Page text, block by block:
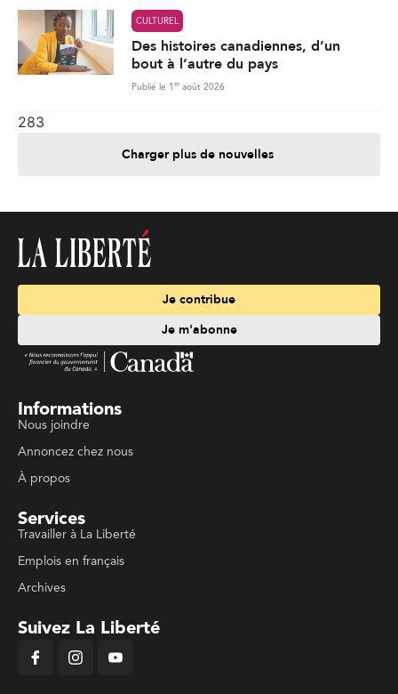
CULTUREL
Des histoires canadiennes, d’un
bout à l’autre du pays
Publié le 1 er août 2026
283
Charger plus de nouvelles
Je contribue
Je m'abonne
Informations
Nous joindre
Annoncez chez nous
À propos
Services
Travailler à La Liberté
Emplois en français
Archives
Suivez La Liberté